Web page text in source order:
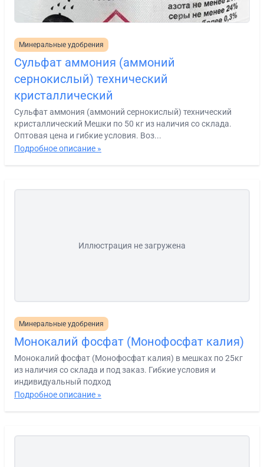
Минеральные удобрения
Сульфат аммония (аммоний
сернокислый) технический
кристаллический
Сульфат аммония (аммоний сернокислый) технический
кристаллический Мешки по 50 кг из наличия со склада.
Оптовая цена и гибкие условия. Воз...
Подробное описание »
Иллюстрация не загружена
Минеральные удобрения
Монокалий фосфат (Монофосфат калия)
Монокалий фосфат (Монофосфат калия) в мешках по 25кг
из наличия со склада и под заказ. Гибкие условия и
индивидуальный подход
Подробное описание »